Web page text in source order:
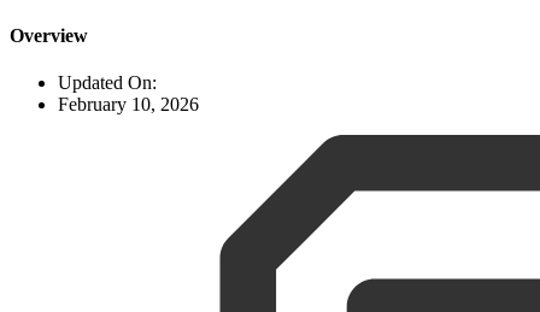
Overview
Updated On:
February 10, 2026